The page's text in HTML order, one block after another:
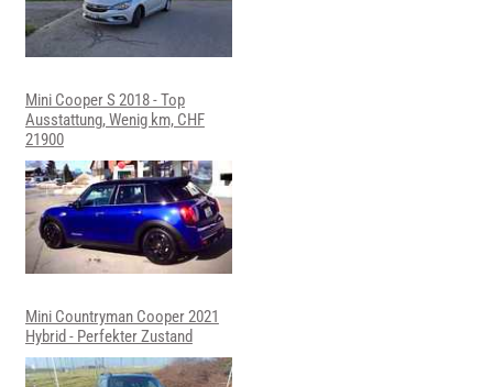
Mini Cooper S 2018 - Top
Ausstattung, Wenig km, CHF
21900
Mini Countryman Cooper 2021
Hybrid - Perfekter Zustand